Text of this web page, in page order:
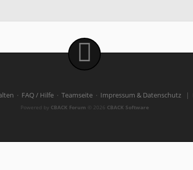
· FAQ / Hilfe · Teamseite · Impressum & Datenschutz |
Powered by CBACK Forum © 2026 CBACK Software